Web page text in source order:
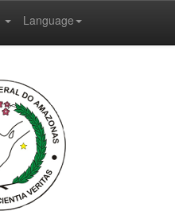
Language